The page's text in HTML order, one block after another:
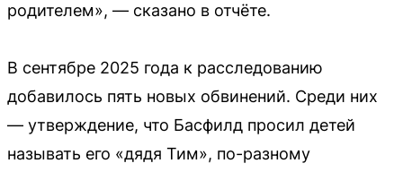
родителем», — сказано в отчёте.
В сентябре 2025 года к расследованию
добавилось пять новых обвинений. Среди них
— утверждение, что Басфилд просил детей
называть его «дядя Тим», по-разному